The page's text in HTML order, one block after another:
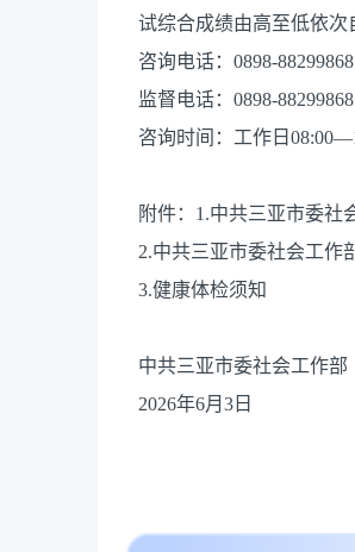
试综合成绩由高至低依次
咨询电话：0898-88299868
监督电话：0898-88299868
咨询时间：工作日
附件：1.中共三亚市委社
2.中共三亚市委社会工作
3.健康体检须知
中共三亚市委社会工作部
2026年6月3日